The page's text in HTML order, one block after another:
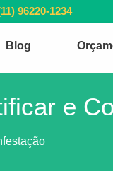
96220-1234
Blog
e